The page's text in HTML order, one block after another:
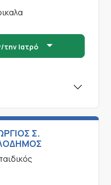
την Ιατρό
Σ.